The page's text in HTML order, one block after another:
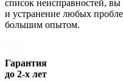
список неисправностей,
и устранение любых
большим опытом.
Гарантия
до 2-х лет